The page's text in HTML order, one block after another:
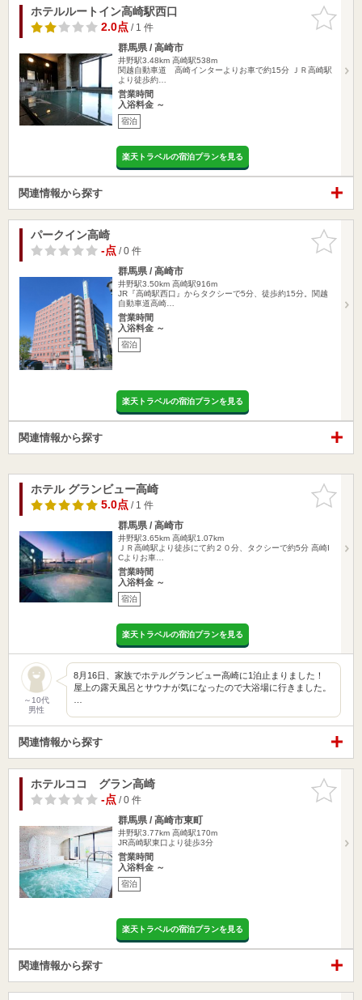
お気に入
りに追加
ホテルルートイン高崎駅西口
2.0点/ 1 件
群馬県 / 高崎市
井野駅3.48km 高崎駅538m
関越自動車道 高崎インターよりお車で約15分 ＪＲ高崎駅
より徒歩約…
営業時間
入浴料金 ～
宿泊
楽天トラベルの宿泊プランを見る
関連情報から探す
お気に入
りに追加
パークイン高崎
-点/ 0 件
群馬県 / 高崎市
井野駅3.50km 高崎駅916m
JR『高崎駅西口』からタクシーで5分、徒歩約15分。関越
自動車道高崎…
営業時間
入浴料金 ～
宿泊
楽天トラベルの宿泊プランを見る
関連情報から探す
お気に入
りに追加
ホテル グランビュー高崎
5.0点/ 1 件
群馬県 / 高崎市
井野駅3.65km 高崎駅1.07km
ＪＲ高崎駅より徒歩にて約２０分、タクシーで約5分 高崎I
Cよりお車…
営業時間
入浴料金 ～
宿泊
楽天トラベルの宿泊プランを見る
～10代
男性
8月16日、家族でホテルグランビュー高崎に1泊止まりました！
屋上の露天風呂とサウナが気になったので大浴場に行きました。
関連情報から探す
お気に入
りに追加
ホテルココ グラン高崎
-点/ 0 件
群馬県 / 高崎市東町
井野駅3.77km 高崎駅170m
JR高崎駅東口より徒歩3分
営業時間
入浴料金 ～
宿泊
楽天トラベルの宿泊プランを見る
関連情報から探す